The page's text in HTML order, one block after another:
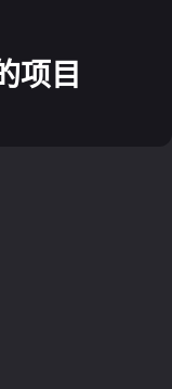
项目